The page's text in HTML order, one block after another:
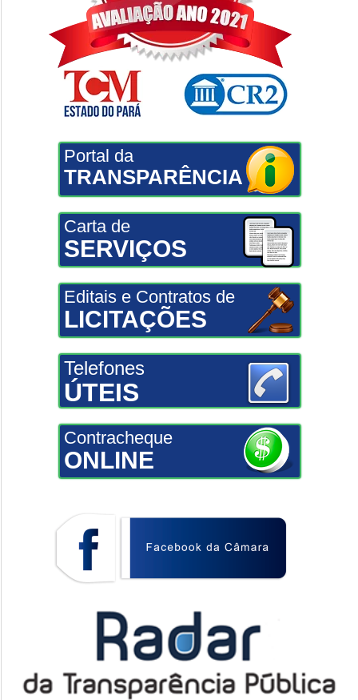
Portal da
TRANSPARÊNCIA
Carta de
SERVIÇOS
Editais e Contratos de
LICITAÇÕES
Telefones
ÚTEIS
Contracheque
ONLINE